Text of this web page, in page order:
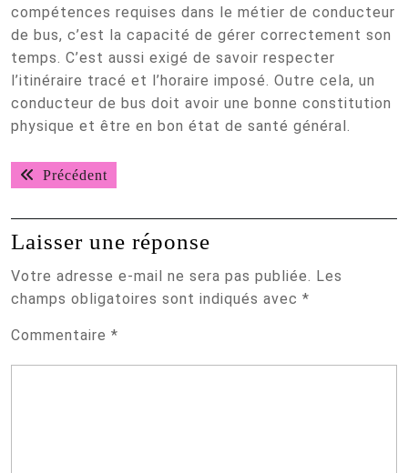
compétences requises dans le métier de conducteur
de bus, c’est la capacité de gérer correctement son
temps. C’est aussi exigé de savoir respecter
l’itinéraire tracé et l’horaire imposé. Outre cela, un
conducteur de bus doit avoir une bonne constitution
physique et être en bon état de santé général.
Navigation
de
l’article
Précédent
Laisser une réponse
Votre adresse e-mail ne sera pas publiée. Les
champs obligatoires sont indiqués avec *
Commentaire *